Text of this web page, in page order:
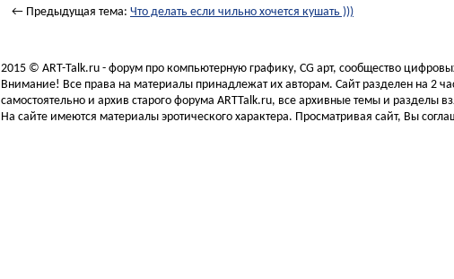
← Предыдущая тема: Что делать если чильно хочется кушать )))
2015 © ART-Talk.ru - форум про компьютерную графику, CG арт, сообщество
Внимание! Все права на материалы принадлежат их авторам. Сайт разделен на 2
самостоятельно и архив старого форума ARTTalk.ru, все архивные темы и разделы
На сайте имеются материалы эротического характера. Просматривая сайт, Вы